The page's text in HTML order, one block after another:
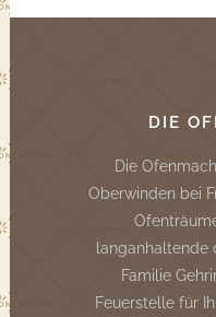
DIE
Die
Oberwinden bei
langanhaltende
Familie
Feuerstelle für